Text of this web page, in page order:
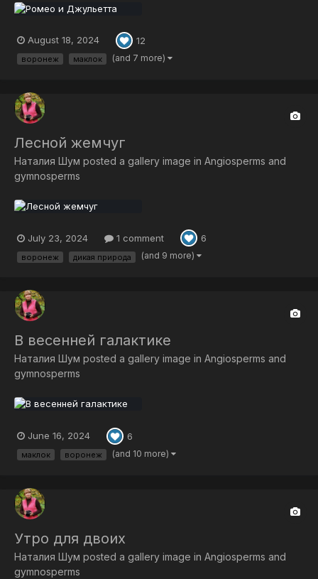
August 18, 2024 12
воронеж маклок (and 7 more)
Лесной жемчуг
Наталия Шум posted a gallery image in Angiosperms and
gymnosperms
July 23, 2024 1 comment 6
воронеж дикая природа (and 9 more)
В весенней галактике
Наталия Шум posted a gallery image in Angiosperms and
gymnosperms
June 16, 2024 6
маклок воронеж (and 10 more)
Утро для двоих
Наталия Шум posted a gallery image in Angiosperms and
gymnosperms